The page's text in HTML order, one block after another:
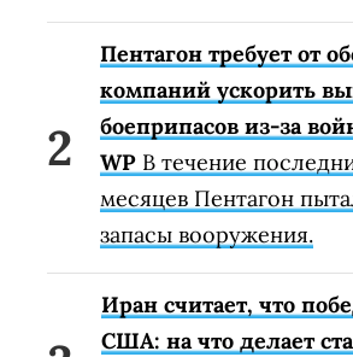
Пентагон требует от
компаний ускорить
боеприпасов из-за
WP В течение
месяцев Пентагон
запасы вооружения.
Иран считает, что
США: на что делает